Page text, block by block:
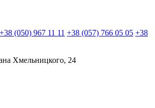
+38 (050) 967 11 11 +38 (057) 766 05 05 +38
Хмельницкого, 24